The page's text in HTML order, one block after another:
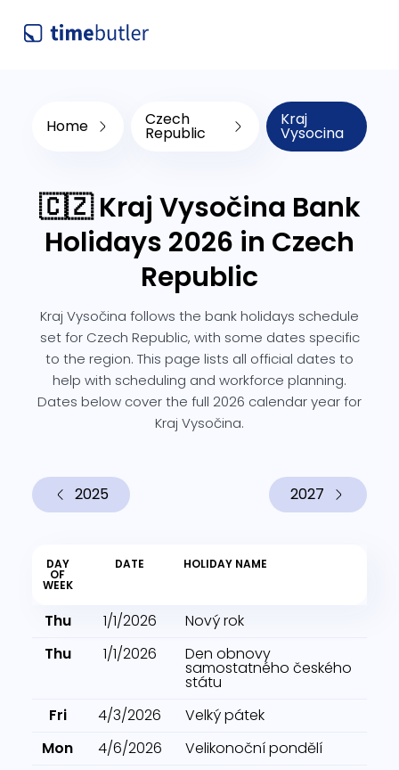
Home Czech
Republic
Kraj
Vysocina
🇨🇿 Kraj Vysočina Bank
Holidays 2026 in Czech
Republic
Kraj Vysočina follows the bank holidays schedule
set for Czech Republic, with some dates specific
to the region. This page lists all official dates to
help with scheduling and workforce planning.
Dates below cover the full 2026 calendar year for
Kraj Vysočina.
2025 2027
DAY
OF
WEEK
DATE HOLIDAY NAME
Thu 1/1/2026
Nový rok
Thu
1/1/2026 Den obnovy
samostatného českého
státu
Fri
4/3/2026
Velký pátek
Mon
4/6/2026
Velikonoční pondělí